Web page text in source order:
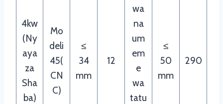
4kw
(Ny
aya
za
Sha
ba)
Mo
deli
45(
CN
C)
≤
34
mm
12
wa
na
um
em
e
wa
tatu
≤
50
mm
290